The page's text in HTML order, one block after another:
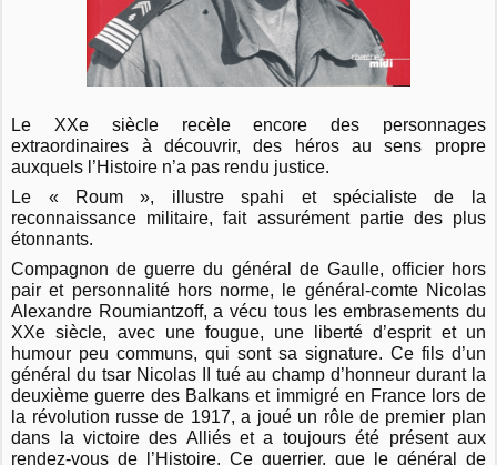
Le XXe siècle recèle encore des personnages
extraordinaires à découvrir, des héros au sens propre
auxquels l’Histoire n’a pas rendu justice.
Le « Roum », illustre spahi et spécialiste de la
reconnaissance militaire, fait assurément partie des plus
étonnants.
Compagnon de guerre du général de Gaulle, officier hors
pair et personnalité hors norme, le général-comte Nicolas
Alexandre Roumiantzoff, a vécu tous les embrasements du
XXe siècle, avec une fougue, une liberté d’esprit et un
humour peu communs, qui sont sa signature. Ce fils d’un
général du tsar Nicolas II tué au champ d’honneur durant la
deuxième guerre des Balkans et immigré en France lors de
la révolution russe de 1917, a joué un rôle de premier plan
dans la victoire des Alliés et a toujours été présent aux
rendez-vous de l’Histoire. Ce guerrier, que le général de